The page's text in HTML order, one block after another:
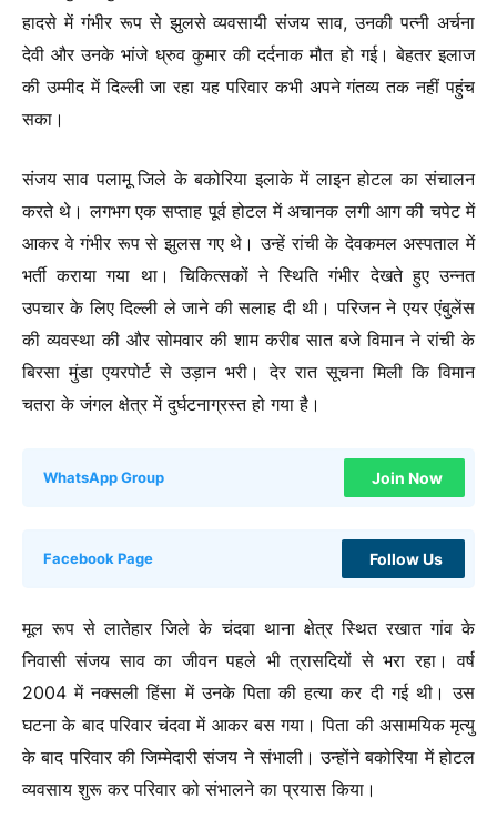
हादसे में गंभीर रूप से झुलसे व्यवसायी संजय साव, उनकी पत्नी अर्चना
देवी और उनके भांजे ध्रुव कुमार की दर्दनाक मौत हो गई। बेहतर इलाज
की उम्मीद में दिल्ली जा रहा यह परिवार कभी अपने गंतव्य तक नहीं पहुंच
सका।
संजय साव पलामू जिले के बकोरिया इलाके में लाइन होटल का संचालन
करते थे। लगभग एक सप्ताह पूर्व होटल में अचानक लगी आग की चपेट में
आकर वे गंभीर रूप से झुलस गए थे। उन्हें रांची के देवकमल अस्पताल में
भर्ती कराया गया था। चिकित्सकों ने स्थिति गंभीर देखते हुए उन्नत
उपचार के लिए दिल्ली ले जाने की सलाह दी थी। परिजन ने एयर एंबुलेंस
की व्यवस्था की और सोमवार की शाम करीब सात बजे विमान ने रांची के
बिरसा मुंडा एयरपोर्ट से उड़ान भरी। देर रात सूचना मिली कि विमान
चतरा के जंगल क्षेत्र में दुर्घटनाग्रस्त हो गया है।
WhatsApp Group Join Now
Facebook Page Follow Us
मूल रूप से लातेहार जिले के चंदवा थाना क्षेत्र स्थित रखात गांव के
निवासी संजय साव का जीवन पहले भी त्रासदियों से भरा रहा। वर्ष
2004 में नक्सली हिंसा में उनके पिता की हत्या कर दी गई थी। उस
घटना के बाद परिवार चंदवा में आकर बस गया। पिता की असामयिक मृत्यु
के बाद परिवार की जिम्मेदारी संजय ने संभाली। उन्होंने बकोरिया में होटल
व्यवसाय शुरू कर परिवार को संभालने का प्रयास किया।